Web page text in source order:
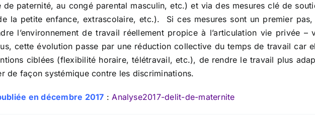
paternité, au congé parental masculin, etc.) et via des mesures clé de
la petite enfance, extrascolaire, etc.). Si ces mesures sont un premier
l’environnement de travail réellement propice à l’articulation vie privée –
cette évolution passe par une réduction collective du temps de travail car
ciblées (flexibilité horaire, télétravail, etc.), de rendre le travail plus
de façon systémique contre les discriminations.
en décembre 2017 :Analyse2017-delit-de-maternite